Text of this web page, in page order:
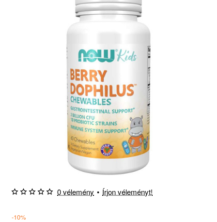
0 vélemény • Írjon véleményt!
-10%